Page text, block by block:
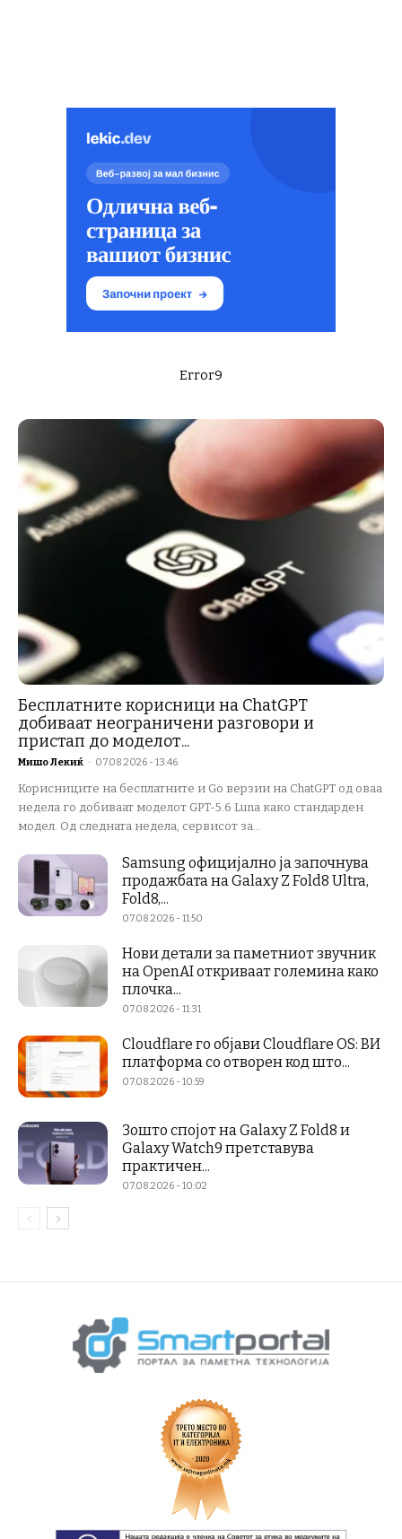
Error9
Бесплатните корисници на ChatGPT
добиваат неограничени разговори и
пристап до моделот...
Мишо Лекиќ - 07.08.2026 - 13:46
Корисниците на бесплатните и Go верзии на ChatGPT од оваа
недела го добиваат моделот GPT-5.6 Luna како стандарден
модел. Од следната недела, сервисот за...
Samsung официјално ја започнува
продажбата на Galaxy Z Fold8 Ultra,
Fold8,...
07.08.2026 - 11:50
Нови детали за паметниот звучник
на OpenAI откриваат големина како
плочка...
07.08.2026 - 11:31
Cloudflare го објави Cloudflare OS: ВИ
платформа со отворен код што...
07.08.2026 - 10:59
Зошто спојот на Galaxy Z Fold8 и
Galaxy Watch9 претставува
практичен...
07.08.2026 - 10:02